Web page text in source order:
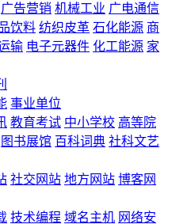
广告营销 机械工业 广电通信
饮料 纺织皮革 石化能源 商
输 电子元器件 化工能源 家
事业单位
教育考试 中小学校 高等院
图书展馆 百科词典 社科文艺
社交网站 地方网站 博客网
技术编程 域名主机 网络安